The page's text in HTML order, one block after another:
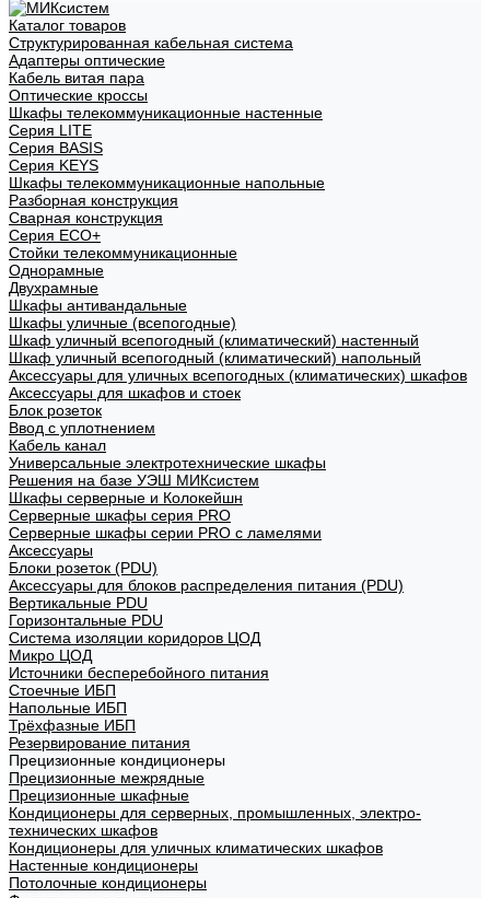
Каталог товаров
Структурированная кабельная система
Адаптеры оптические
Кабель витая пара
Оптические кроссы
Шкафы телекоммуникационные настенные
Cерия LITE
Cерия BASIS
Cерия KEYS
Шкафы телекоммуникационные напольные
Разборная конструкция
Сварная конструкция
Серия ECO+
Стойки телекоммуникационные
Однорамные
Двухрамные
Шкафы антивандальные
Шкафы уличные (всепогодные)
Шкаф уличный всепогодный (климатический) настенный
Шкаф уличный всепогодный (климатический) напольный
Аксессуары для уличных всепогодных (климатических) шкафов
Аксессуары для шкафов и стоек
Блок розеток
Ввод с уплотнением
Кабель канал
Универсальные электротехнические шкафы
Решения на базе УЭШ МИКсистем
Шкафы серверные и Колокейшн
Серверные шкафы серия PRO
Серверные шкафы серии PRO с ламелями
Аксессуары
Блоки розеток (PDU)
Аксессуары для блоков распределения питания (PDU)
Вертикальные PDU
Горизонтальные PDU
Система изоляции коридоров ЦОД
Микро ЦОД
Источники бесперебойного питания
Стоечные ИБП
Напольные ИБП
Трёхфазные ИБП
Резервирование питания
Прецизионные кондиционеры
Прецизионные межрядные
Прецизионные шкафные
Кондиционеры для серверных, промышленных, электро-
технических шкафов
Кондиционеры для уличных климатических шкафов
Настенные кондиционеры
Потолочные кондиционеры